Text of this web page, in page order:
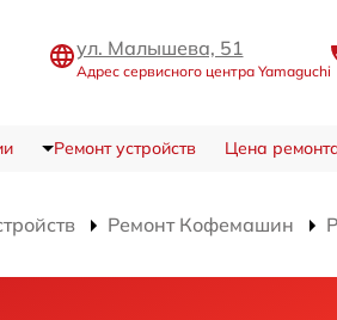
ул. Малышева, 51
Адрес сервисного центра Yamaguchi
Ремонт устройств Цена
Ремонт Кофемашин